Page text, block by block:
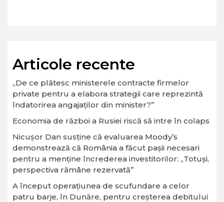
Articole recente
„De ce plătesc ministerele contracte firmelor
private pentru a elabora strategii care reprezintă
îndatorirea angajaților din minister?”
Economia de război a Rusiei riscă să intre în colaps
Nicușor Dan susține că evaluarea Moody’s
demonstrează că România a făcut pașii necesari
pentru a menține încrederea investitorilor: „Totuși,
perspectiva rămâne rezervată”
A început operaţiunea de scufundare a celor
patru barje, în Dunăre, pentru creşterea debitului